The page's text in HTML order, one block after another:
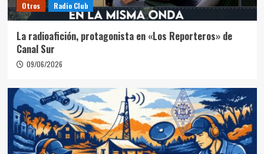
Otros Radio Club
La radioafición, protagonista en «Los Reporteros» de
Canal Sur
09/06/2026